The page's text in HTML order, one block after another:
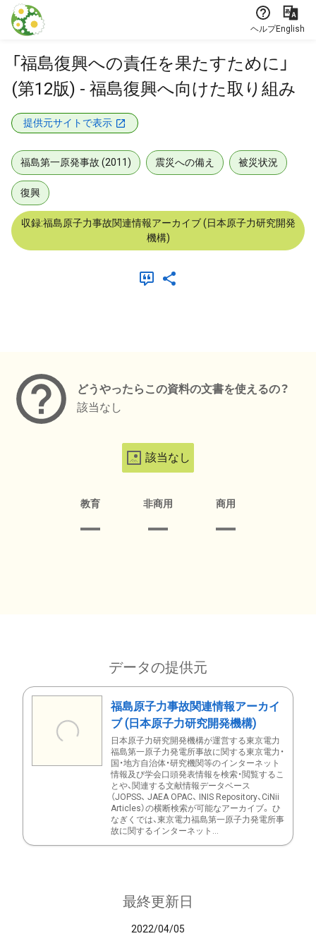
本文に飛ぶ
ヘルプEnglish
「福島復興への責任を果たすために」
(第12版) - 福島復興へ向けた取り組み
提供元サイトで表示
福島第一原発事故 (2011) 震災への備え 被災状況
復興
収録:福島原子力事故関連情報アーカイブ (日本原子力研究開発
機構)
どうやったらこの資料の文書を使えるの？
該当なし
該当なし
教育 非商用 商用
データの提供元
福島原子力事故関連情報アーカイ
ブ (日本原子力研究開発機構)
日本原子力研究開発機構が運営する東京電力
福島第一原子力発電所事故に関する東京電力・
国・地方自治体・研究機関等のインターネット
情報及び学会口頭発表情報を検索・閲覧するこ
とや、関連する文献情報データベース
（JOPSS、 JAEA OPAC、 INIS Repository、CiNii
Articles）の横断検索が可能なアーカイブ。 ひ
なぎくでは、東京電力福島第一原子力発電所事
故に関するインターネット...
最終更新日
2022/04/05